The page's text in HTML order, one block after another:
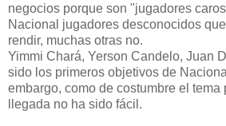
negocios porque son "jugadores
Nacional jugadores desconocidos
rendir, muchas otras no.
Yimmi Chará, Yerson Candelo, Juan
sido los primeros objetivos de
embargo, como de costumbre el tema
llegada no ha sido fácil.